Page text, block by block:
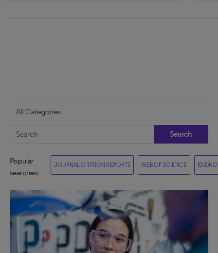
Search
Popular
searches:
JOURNAL CITATION REPORTS WEB OF SCIENCE